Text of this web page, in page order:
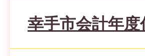
幸手市会計年